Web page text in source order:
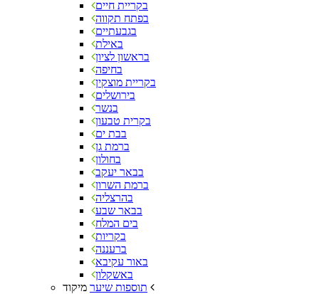
בקריית חיים
בפתח תקווה
בגבעתיים
באילת
בראשון לציון
בחיפה
בקריית מוצקין
בירושלים
בנשר
בקרית טבעון
בבת ים
ברמת גן
בחולון
בבאר יעקב
ברמת השרון
בהרצליה
בבאר שבע
בים המלח
בקריות
ברעננה
באור עקיבא
באשקלון
תוספות שיער